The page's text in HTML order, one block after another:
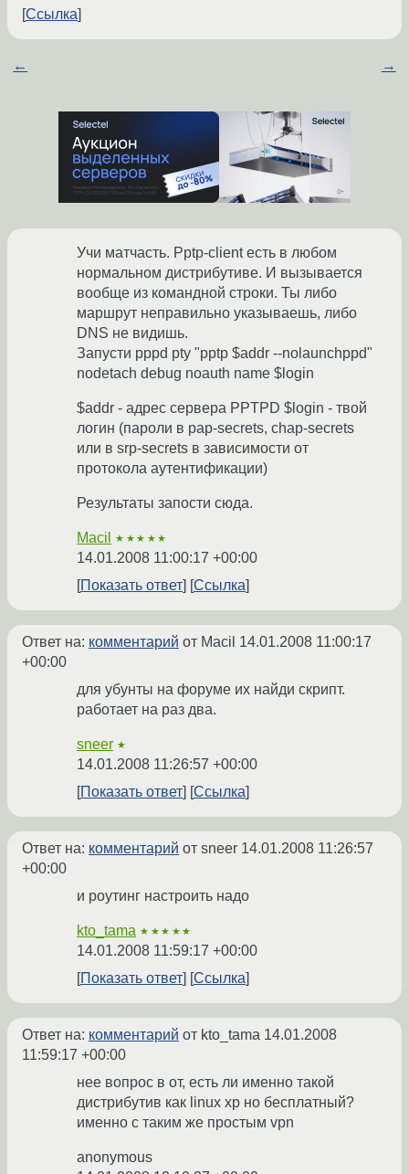
Ссылка
← →
Учи матчасть. Pptp-client есть в любом
нормальном дистрибутиве. И вызывается
вообще из командной строки. Ты либо
маршрут неправильно указываешь, либо
DNS не видишь.
Запусти pppd pty "pptp $addr --nolaunchppd"
nodetach debug noauth name $login
$addr - адрес сервера PPTPD $login - твой
логин (пароли в pap-secrets, chap-secrets
или в srp-secrets в зависимости от
протокола аутентификации)
Результаты запости сюда.
Macil ★★★★★
14.01.2008 11:00:17 +00:00
Показать ответ
Ссылка
Ответ на: комментарий от Macil 14.01.2008 11:00:17
+00:00
для убунты на форуме их найди скрипт.
работает на раз два.
sneer ★
14.01.2008 11:26:57 +00:00
Показать ответ
Ссылка
Ответ на: комментарий от sneer 14.01.2008 11:26:57
+00:00
и роутинг настроить надо
kto_tama ★★★★★
14.01.2008 11:59:17 +00:00
Показать ответ
Ссылка
Ответ на: комментарий от kto_tama 14.01.2008
11:59:17 +00:00
нее вопрос в от, есть ли именно такой
дистрибутив как linux xp но бесплатный?
именно с таким же простым vpn
anonymous